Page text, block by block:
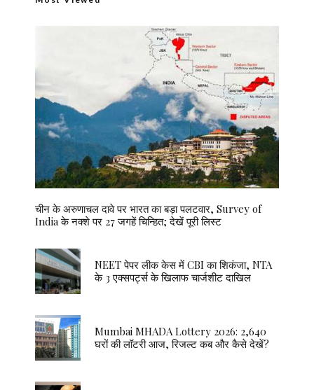
चीन के अरुणाचल दावे पर भारत का बड़ा पलटवार, Survey of
India के नक्शे पर 27 जगहें चिन्हित; देखें पूरी लिस्ट
NEET पेपर लीक केस में CBI का शिकंजा, NTA
के 3 एक्सपर्ट्स के खिलाफ चार्जशीट दाखिल
Mumbai MHADA Lottery 2026: 2,640
घरों की लॉटरी आज, रिजल्ट कब और कैसे देखें?